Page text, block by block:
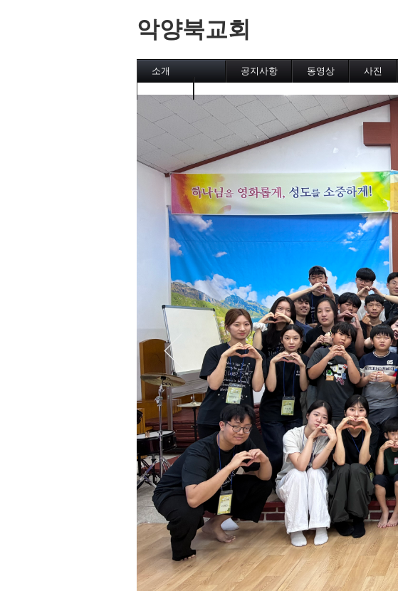
악양북교회
소개
악양북교회
섬김이
직분자와 성도
유초등부
중고등부
집회
후원교회
차량 운행시간표
공지사항 동영상 사진